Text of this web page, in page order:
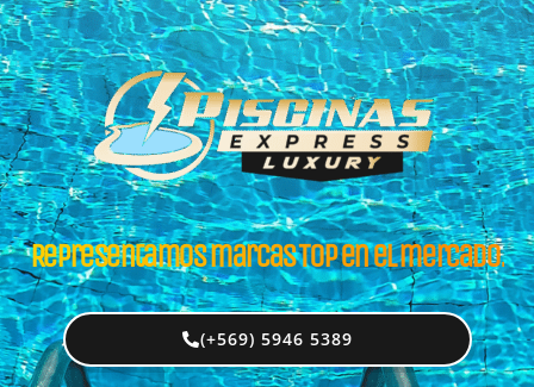
Representamos marcas Top en el mercado.
(+569) 5946 5389